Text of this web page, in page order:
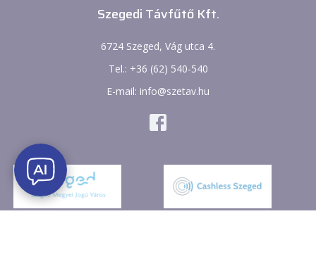
Szegedi Távfűtő Kft.
6724 Szeged, Vág utca 4.
Tel.: +36 (62) 540-540
E-mail: info@szetav.hu